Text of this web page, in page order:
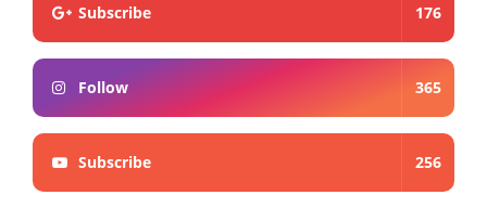
Subscribe 176
Follow 365
Subscribe 256